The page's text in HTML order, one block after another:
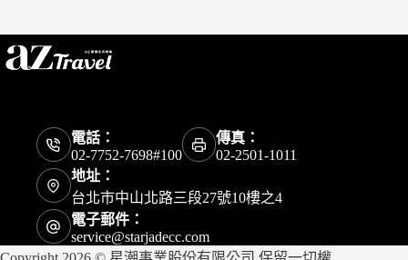
電話：
02-7752-7698#100
傳真：
02-2501-1011
地址：
台北市中山北路三段27號10樓之4
電子郵件：
service@starjadecc.com